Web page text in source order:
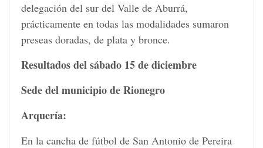
delegación del sur del Valle de Aburrá,
prácticamente en todas las modalidades sumaron
preseas doradas, de plata y bronce.
Resultados del sábado 15 de diciembre
Sede del municipio de Rionegro
Arquería:
En la cancha de fútbol de San Antonio de Pereira